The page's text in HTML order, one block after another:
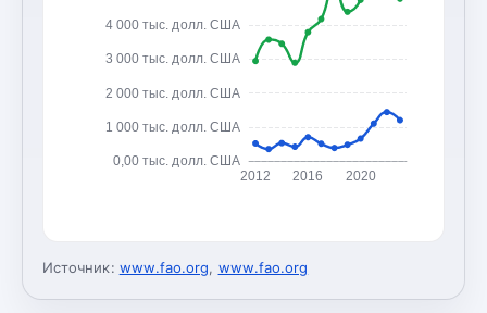
0,00 тыс. долл. США
1 000 тыс. долл. США
2 000 тыс. долл. США
3 000 тыс. долл. США
4 000 тыс. долл. США
2012 2016 2020
Источник: www.fao.org, www.fao.org